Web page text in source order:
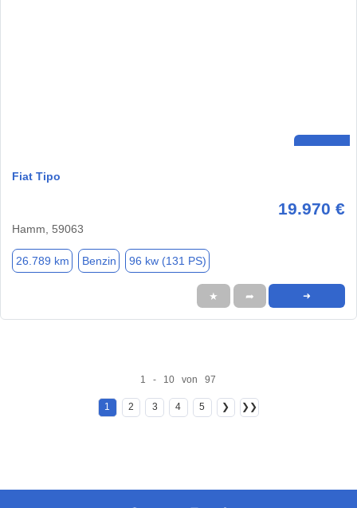
Fiat Tipo
19.970 €
Hamm, 59063
26.789 km Benzin 96 kw (131 PS)
★ ➦ ➜
1 - 10 von 97
1 2 3 4 5 ❯ ❯❯